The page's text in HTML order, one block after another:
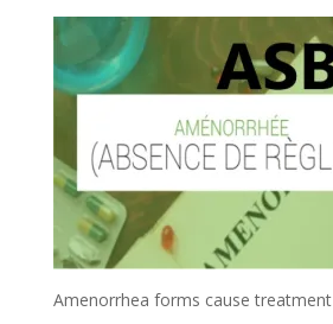
Amenorrhea forms cause treatment